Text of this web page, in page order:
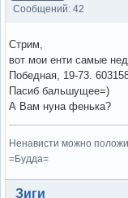
Сообщений: 42
Стрим,
вот мои енти самые
Победная, 19-73.
Пасиб бальшущее=)
А Вам нуна фенька?
Ненависти можно
=Будда=
Вне форума
Зиги